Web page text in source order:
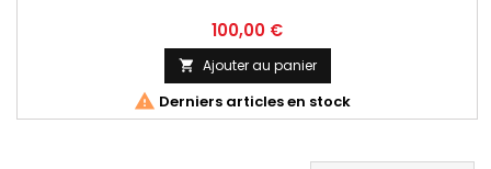
100,00 €
 Ajouter au panier
 Derniers articles en stock